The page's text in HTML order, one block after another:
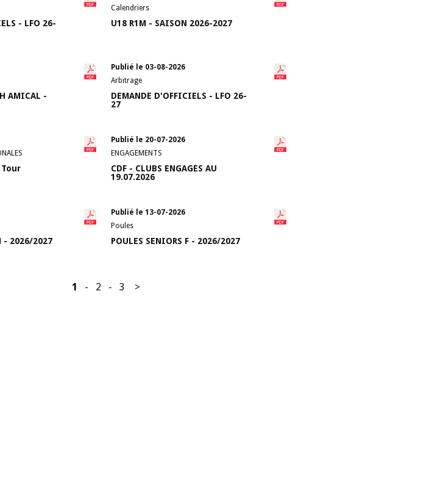
- LFO 26-
Calendriers
U18 R1M - SAISON 2026-2027
AMICAL -
Publié le 03-08-2026
Arbitrage
DEMANDE D'OFFICIELS - LFO 26-
27
Publié le 20-07-2026
ENGAGEMENTS
CDF - CLUBS ENGAGÉS AU
19.07.2026
- 2026/2027
Publié le 13-07-2026
Poules
POULES SENIORS F - 2026/2027
1 - 2 - 3 >